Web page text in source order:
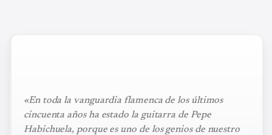
«En toda la vanguardia flamenca de los últimos
cincuenta años ha estado la guitarra de Pepe
Habichuela, porque es uno de los genios de nuestro